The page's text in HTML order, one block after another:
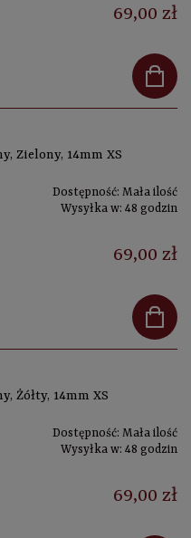
69,00 zł
Zielony, 14mm XS
Dostępność: Mała ilość
Wysyłka w: 48 godzin
69,00 zł
Żółty, 14mm XS
Dostępność: Mała ilość
Wysyłka w: 48 godzin
69,00 zł